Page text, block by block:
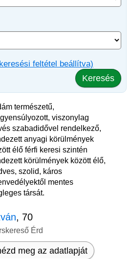
feltétel beállítva)
Keresés
természetű,
viszonylag
szabadidővel rendelkező,
anyagi körülmények
élő férfi keresi szintén
körülmények között élő,
szolid, káros
mentes
társát.
, 70
Érd
meg az adatlapját